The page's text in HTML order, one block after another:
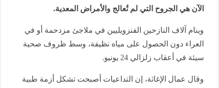
الآن هي الجروح التي لم تُعالج والأمراض المعدية.
وينام آلاف النازحين الفنزويليين في ملاجئ مزدحمة أو في
العراء دون الحصول على مياه نظيفة، وسط ظروف صحية
سيئة في أعقاب زلزالي 24 يونيو.
وقال عمال الإغاثة، إن التداعيات أصبحت تشكل أزمة طبية